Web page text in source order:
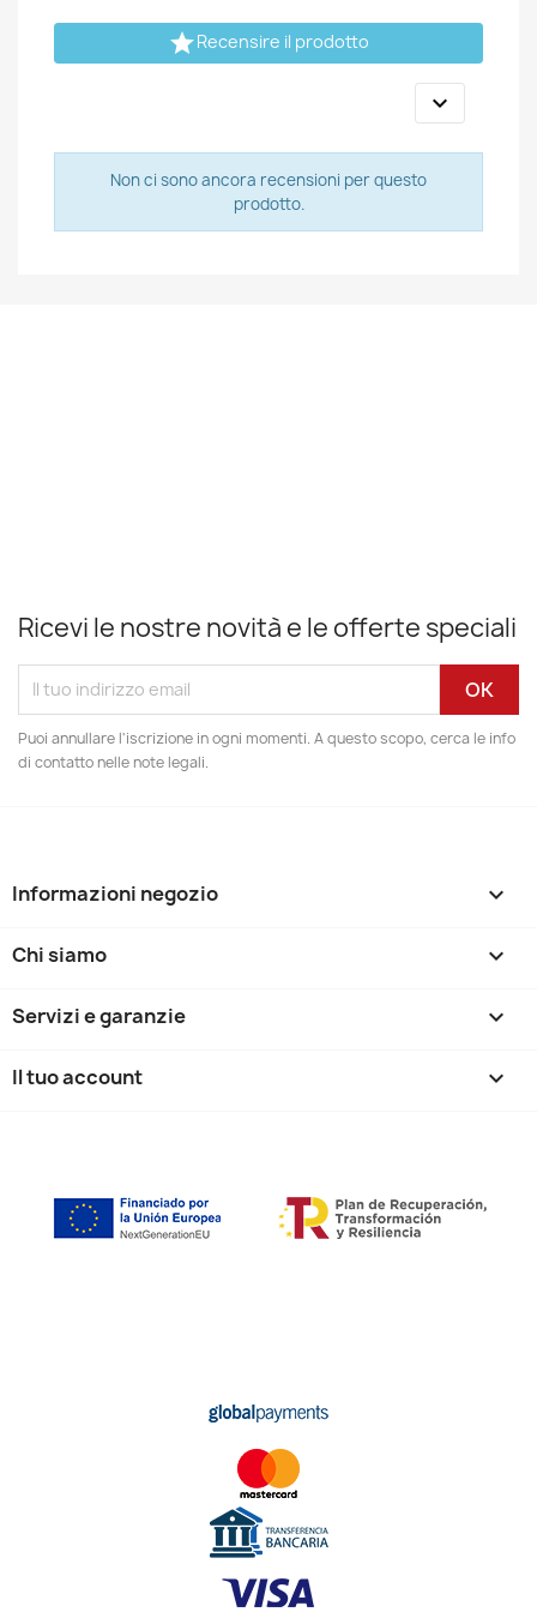
Recensire il prodotto

Non ci sono ancora recensioni per questo
prodotto.
Ricevi le nostre novità e le offerte speciali
Puoi annullare l'iscrizione in ogni momenti. A questo scopo, cerca le info
di contatto nelle note legali.
Informazioni negozio keyboard_arrow_down
Chi siamo 
Servizi e garanzie 
Il tuo account 